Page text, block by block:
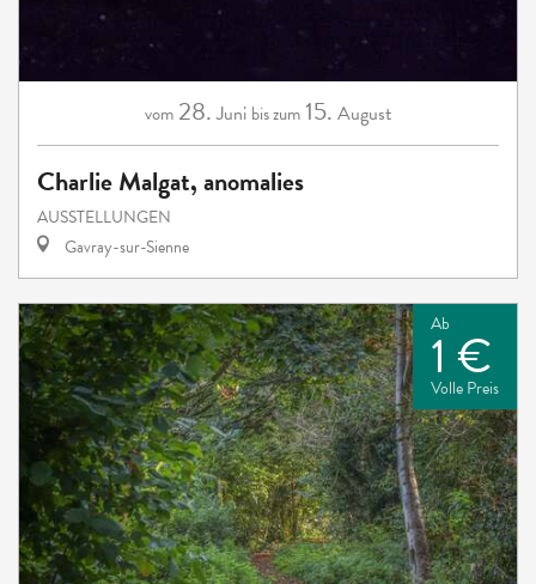
vom 28. Juni bis zum 15. August
Charlie Malgat, anomalies
AUSSTELLUNGEN
Gavray-sur-Sienne
Ab
1 €
Volle Preis